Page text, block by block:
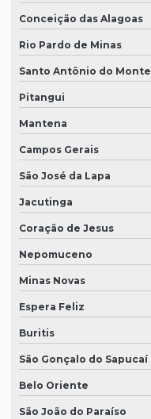
Conceição das Alagoas
Rio Pardo de Minas
Santo Antônio do Monte
Pitangui
Mantena
Campos Gerais
São José da Lapa
Jacutinga
Coração de Jesus
Nepomuceno
Minas Novas
Espera Feliz
Buritis
São Gonçalo do Sapucaí
Belo Oriente
São João do Paraíso